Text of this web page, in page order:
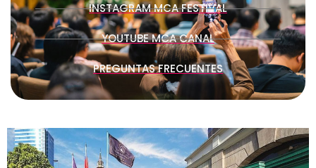
INSTAGRAM MCA FESTIVAL
YOUTUBE MCA CANAL
PREGUNTAS FRECUENTES